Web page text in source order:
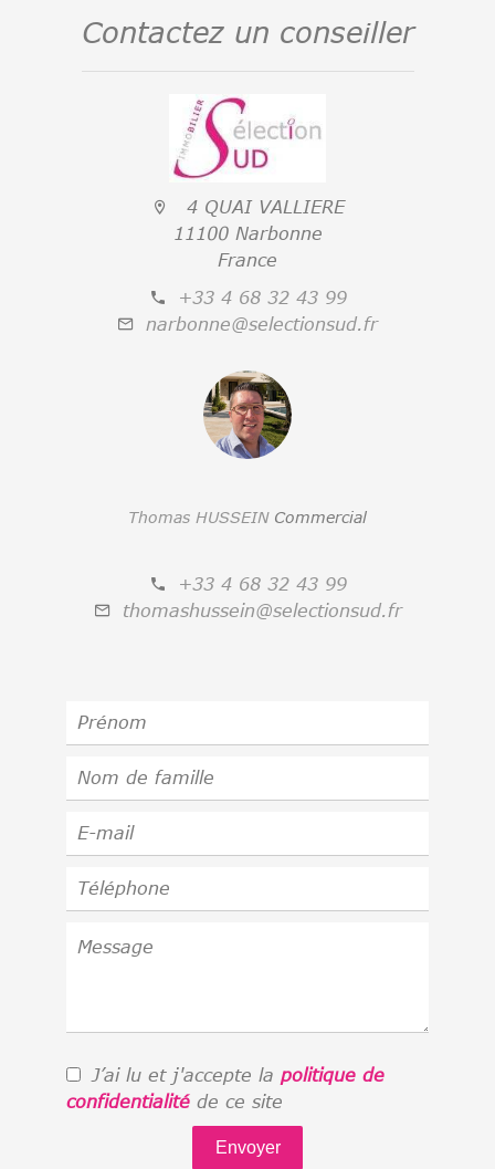
Contactez un conseiller
4 QUAI VALLIERE
11100 Narbonne
France
+33 4 68 32 43 99
narbonne@selectionsud.fr
Thomas HUSSEIN Commercial
+33 4 68 32 43 99
thomashussein@selectionsud.fr
J’ai lu et j'accepte la politique de
confidentialité de ce site
Envoyer